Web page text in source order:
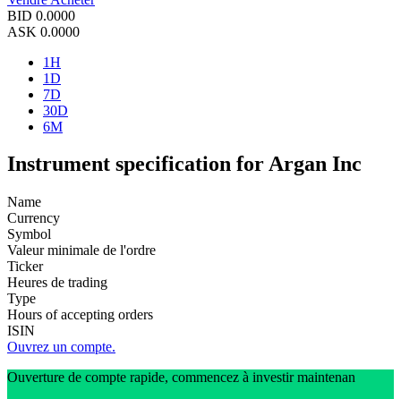
BID 0.0000
ASK 0.0000
1H
1D
7D
30D
6M
Instrument specification for Argan Inc
Name
Currency
Symbol
Valeur minimale de l'ordre
Ticker
Heures de trading
Type
Hours of accepting orders
ISIN
Ouvrez un compte.
Ouverture de compte rapide, commencez à investir maintenan